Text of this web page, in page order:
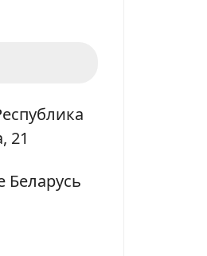
21
Беларусь